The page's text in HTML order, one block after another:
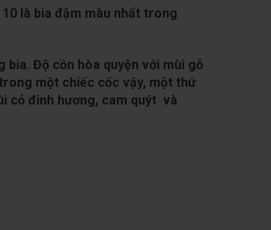
10 là bia đậm màu nhất trong
Độ cồn hòa quyện với mùi gỗ
một chiếc cốc vậy, một thứ
cỏ đinh hương, cam quýt và